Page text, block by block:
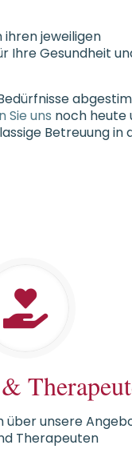
jeweiligen
Ihre Gesundheit
Sie uns noch heute
Betreuung in
über unsere
Therapeuten